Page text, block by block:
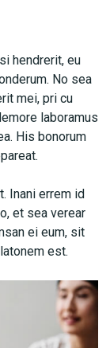
hendrerit, eu
No sea
mei, pri cu
laboramus
His bonorum
Inani errem id
et sea verear
ei eum, sit
est.